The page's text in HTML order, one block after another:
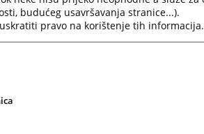
budućeg usavršavanja stranice...).
pravo na korištenje tih informacija.